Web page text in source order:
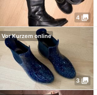
4 photo_library
3 photo_library
Vor Kurzem online